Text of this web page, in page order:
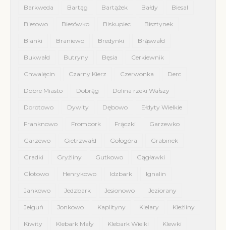
Barkweda Bartąg Bartążek Bałdy Biesal
Biesowo Biesówko Biskupiec Bisztynek
Blanki Braniewo Bredynki Brąswałd
Bukwałd Butryny Bęsia Cerkiewnik
Chwalęcin Czarny Kierz Czerwonka Derc
Dobre Miasto Dobrąg Dolina rzeki Wałszy
Dorotowo Dywity Dębowo Ełdyty Wielkie
Franknowo Frombork Frączki Garzewko
Garzewo Gietrzwałd Gołogóra Grabinek
Gradki Gryźliny Gutkowo Gągławki
Głotowo Henrykowo Idzbark Ignalin
Jankowo Jedzbark Jesionowo Jeziorany
Jełguń Jonkowo Kaplityny Kielary Kieźliny
Kiwity Klebark Mały Klebark Wielki Klewki